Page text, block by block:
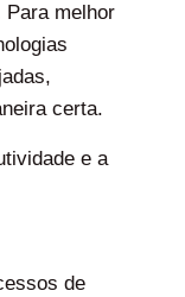
melhor
certa.
e a
de